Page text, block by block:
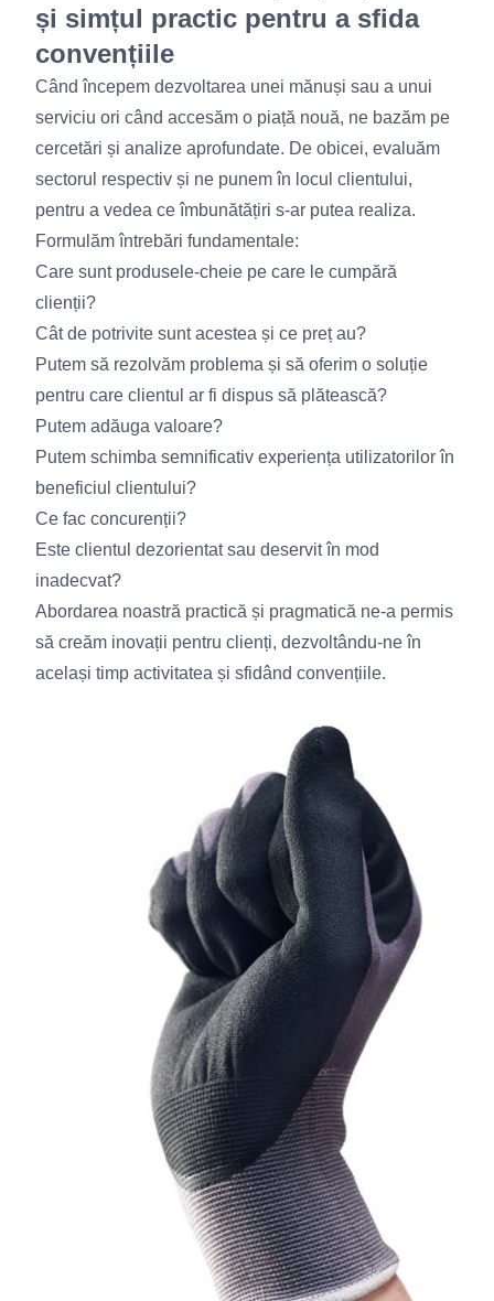
și simțul practic pentru a sfida
convențiile
Când începem dezvoltarea unei mănuși sau a unui
serviciu ori când accesăm o piață nouă, ne bazăm pe
cercetări și analize aprofundate. De obicei, evaluăm
sectorul respectiv și ne punem în locul clientului,
pentru a vedea ce îmbunătățiri s-ar putea realiza.
Formulăm întrebări fundamentale:
Care sunt produsele-cheie pe care le cumpără
clienții?
Cât de potrivite sunt acestea și ce preț au?
Putem să rezolvăm problema și să oferim o soluție
pentru care clientul ar fi dispus să plătească?
Putem adăuga valoare?
Putem schimba semnificativ experiența utilizatorilor în
beneficiul clientului?
Ce fac concurenții?
Este clientul dezorientat sau deservit în mod
inadecvat?
Abordarea noastră practică și pragmatică ne-a permis
să creăm inovații pentru clienți, dezvoltându-ne în
același timp activitatea și sfidând convențiile.